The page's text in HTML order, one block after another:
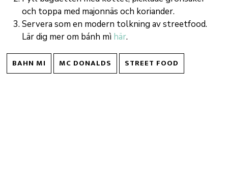
och toppa med majonnäs och koriander.
Servera som en modern tolkning av streetfood.
Lär dig mer om bánh mì här.
BAHN MI MC DONALDS STREET FOOD